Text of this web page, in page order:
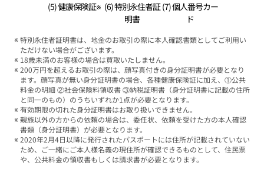
(5) 健康保険証※ (6) 特別永住者証
明書
(7) 個人番号カー
ド
特別永住者証明書は、地金のお取引の際に本人確認書類としてご利用い
ただけない場合がございます。
18歳未満のお客様の場合は買取いたしません。
200万円を超えるお取引の際は、顔写真付きの身分証明書が必要となり
ます。顔写真が無い身分証明書の場合、各種健康保険証に加え、①公共
料金の明細 ②社会保険料領収書 ③納税証明書（身分証明書に記載の住所
と同一のもの）のうちいずれか1点が必要となります。
有効期限の切れた身分証明書はお取り扱いできません。
親族以外の方からの依頼の場合は、委任状、依頼を受けた方の本人確認
書類（身分証明書）が必要となります。
2020年2月4日以降に発行されたパスポートには住所が記載されていない
ため、ご一緒にご本人様名義の現住所が確認できるものとして、住民票
や、公共料金の領収書もしくは請求書が必要となります。